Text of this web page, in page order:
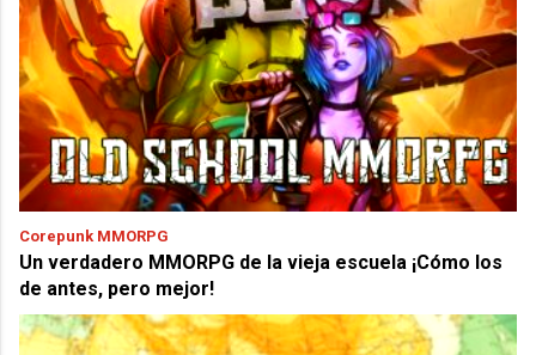
Corepunk MMORPG
Un verdadero MMORPG de la vieja escuela ¡Cómo los
de antes, pero mejor!